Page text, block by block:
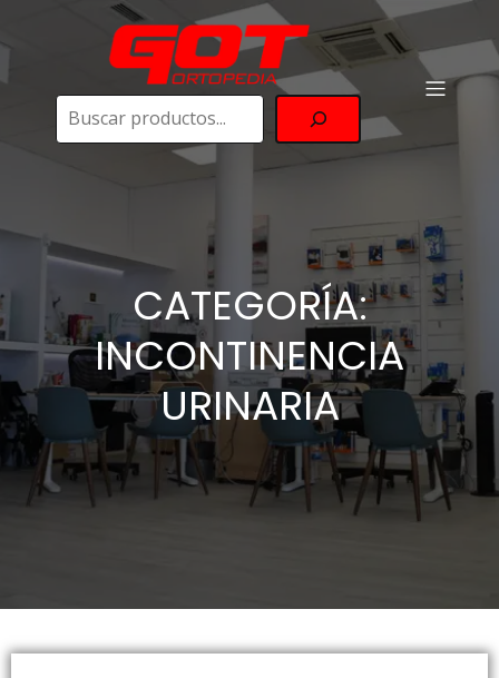
CATEGORÍA:
INCONTINENCIA
URINARIA